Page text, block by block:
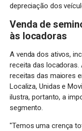
depreciação dos
Venda de
às locadoras
A venda dos ativos,
receita das locadoras.
receitas das maiores
Localiza, Unidas e
ilustra, portanto, a
segmento.
"Temos uma crença